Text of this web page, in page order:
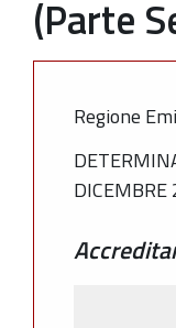
(Parte
Regione